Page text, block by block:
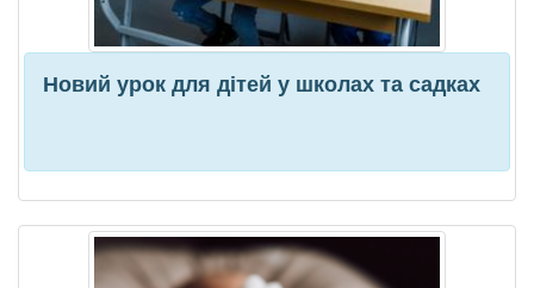
Новий урок для дітей у школах та садках